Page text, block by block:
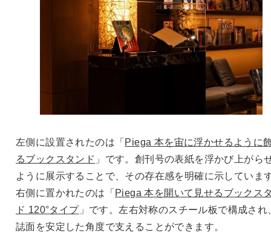
左側に設置されたのは「 Piega 本を宙に浮かせるように
るブックスタンド 」です。創刊号の表紙を浮かび上がら
ように展示することで、その存在感を明確に示していま
右側に置かれたのは「 Piega 本を開いて見せるブックス
ド 120°タイプ」です。左右対称のスチール板で構成され
誌面を安定した角度で支えることができます。